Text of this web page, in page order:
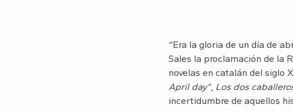
“Era la gloria de un día de
Sales la proclamación de la
novelas en catalán del siglo
April day”, Los dos
incertidumbre de aquellos